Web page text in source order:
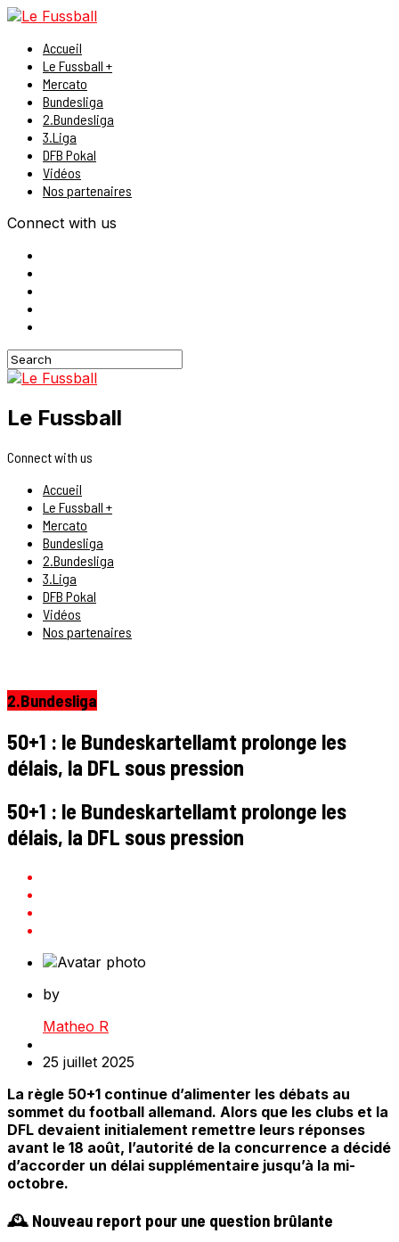
Accueil
Le Fussball +
Mercato
Bundesliga
2.Bundesliga
3.Liga
DFB Pokal
Vidéos
Nos partenaires
Connect with us
Le Fussball
Connect with us
Accueil
Le Fussball +
Mercato
Bundesliga
2.Bundesliga
3.Liga
DFB Pokal
Vidéos
Nos partenaires
2.Bundesliga
50+1 : le Bundeskartellamt prolonge les
délais, la DFL sous pression
50+1 : le Bundeskartellamt prolonge les
délais, la DFL sous pression
by
Matheo R
25 juillet 2025
La règle 50+1 continue d’alimenter les débats au
sommet du football allemand. Alors que les clubs et la
DFL devaient initialement remettre leurs réponses
avant le 18 août, l’autorité de la concurrence a décidé
d’accorder un délai supplémentaire jusqu’à la mi-
octobre.
🕰️ Nouveau report pour une question brûlante